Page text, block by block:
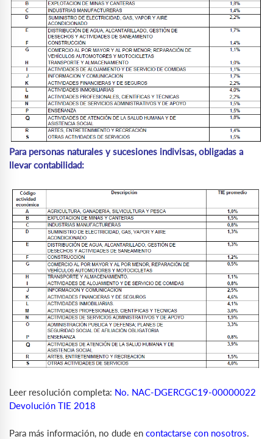
Para personas naturales y sucesiones indivisas, obligadas a
llevar contabilidad:
Leer resolución completa: No. NAC-DGERCGC19-00000022
Devolución TIE 2018
Para más información, no dude en contactarse con nosotros